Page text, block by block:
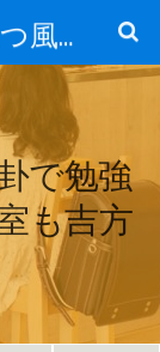
聖山玄龍の生活に役立つ風水
で勉強
も吉方